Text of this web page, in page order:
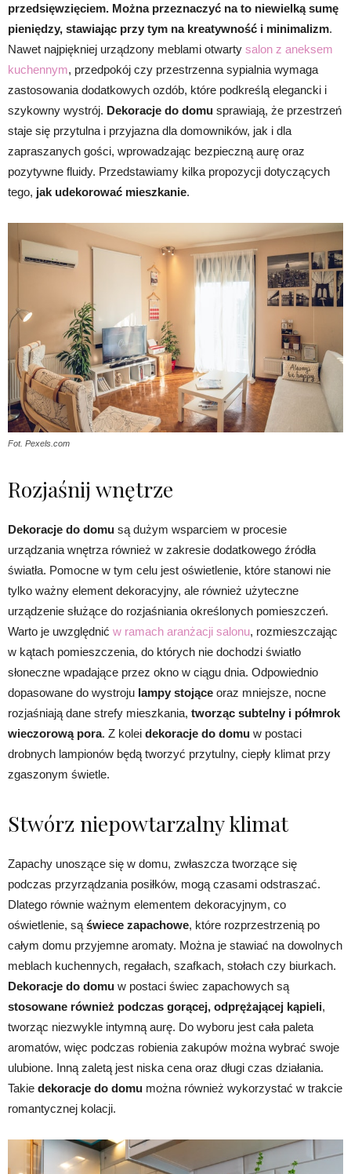
przedsięwzięciem. Można przeznaczyć na to niewielką sumę
pieniędzy, stawiając przy tym na kreatywność i minimalizm.
Nawet najpiękniej urządzony meblami otwarty salon z aneksem
kuchennym, przedpokój czy przestrzenna sypialnia wymaga
zastosowania dodatkowych ozdób, które podkreślą elegancki i
szykowny wystrój. Dekoracje do domu sprawiają, że przestrzeń
staje się przytulna i przyjazna dla domowników, jak i dla
zapraszanych gości, wprowadzając bezpieczną aurę oraz
pozytywne fluidy. Przedstawiamy kilka propozycji dotyczących
tego, jak udekorować mieszkanie.
Fot. Pexels.com
Rozjaśnij wnętrze
Dekoracje do domu są dużym wsparciem w procesie
urządzania wnętrza również w zakresie dodatkowego źródła
światła. Pomocne w tym celu jest oświetlenie, które stanowi nie
tylko ważny element dekoracyjny, ale również użyteczne
urządzenie służące do rozjaśniania określonych pomieszczeń.
Warto je uwzględnić w ramach aranżacji salonu, rozmieszczając
w kątach pomieszczenia, do których nie dochodzi światło
słoneczne wpadające przez okno w ciągu dnia. Odpowiednio
dopasowane do wystroju lampy stojące oraz mniejsze, nocne
rozjaśniają dane strefy mieszkania, tworząc subtelny i półmrok
wieczorową pora. Z kolei dekoracje do domu w postaci
drobnych lampionów będą tworzyć przytulny, ciepły klimat przy
zgaszonym świetle.
Stwórz niepowtarzalny klimat
Zapachy unoszące się w domu, zwłaszcza tworzące się
podczas przyrządzania posiłków, mogą czasami odstraszać.
Dlatego równie ważnym elementem dekoracyjnym, co
oświetlenie, są świece zapachowe, które rozprzestrzenią po
całym domu przyjemne aromaty. Można je stawiać na dowolnych
meblach kuchennych, regałach, szafkach, stołach czy biurkach.
Dekoracje do domu w postaci świec zapachowych są
stosowane również podczas gorącej, odprężającej kąpieli,
tworząc niezwykle intymną aurę. Do wyboru jest cała paleta
aromatów, więc podczas robienia zakupów można wybrać swoje
ulubione. Inną zaletą jest niska cena oraz długi czas działania.
Takie dekoracje do domu można również wykorzystać w trakcie
romantycznej kolacji.